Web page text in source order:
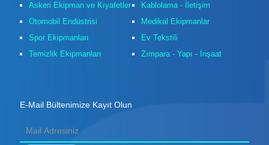
Askeri Ekipman ve Kıyafetler
Otomobil Endüstrisi
Spor Ekipmanları
Temizlik Ekipmanları
Kablolama - İletişim
Medikal Ekipmanlar
Ev Tekstili
Zımpara - Yapı - İnşaat
E-Mail Bültenimize Kayıt Olun